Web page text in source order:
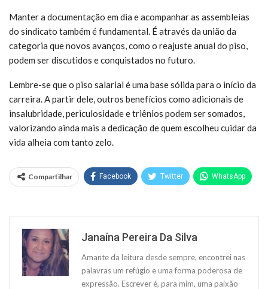
Manter a documentação em dia e acompanhar as assembleias
do sindicato também é fundamental. É através da união da
categoria que novos avanços, como o reajuste anual do piso,
podem ser discutidos e conquistados no futuro.
Lembre-se que o piso salarial é uma base sólida para o início da
carreira. A partir dele, outros benefícios como adicionais de
insalubridade, periculosidade e triênios podem ser somados,
valorizando ainda mais a dedicação de quem escolheu cuidar da
vida alheia com tanto zelo.
Compartilhar Facebook Twitter WhatsApp
Janaína Pereira Da Silva
Amante da leitura desde sempre, encontrei nas
palavras um refúgio e uma forma poderosa de
expressão. Escrever é, para mim, uma paixão